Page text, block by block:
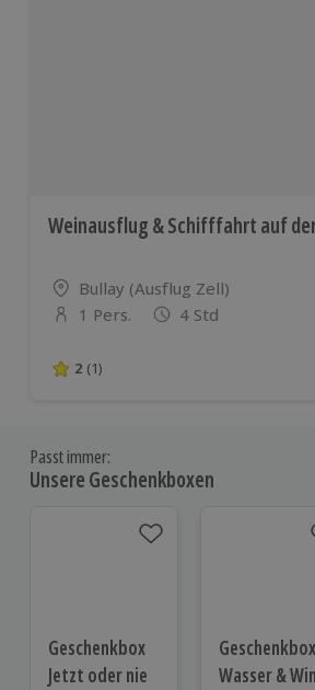
Weinausflug & Schifffahrt auf
Standort
Bullay (Ausflug Zell)
Anzahl der Teilnehmer
1 Pers. 4 Std
2 von 5 Sternen basierend auf 1
2 (1)
Passt immer:
Unsere Geschenkboxen
Geschenkbox
Jetzt oder nie
Geschenkbox
Wasser &